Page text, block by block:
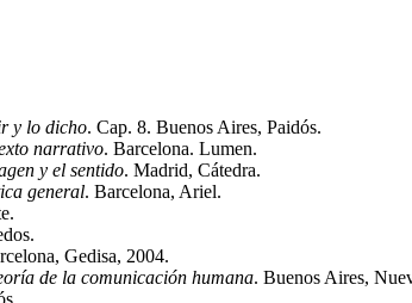
y lo dicho. Cap. 8. Buenos Aires, Paidós.
narrativo. Barcelona. Lumen.
y el sentido. Madrid, Cátedra.
general. Barcelona, Ariel.
Gedisa, 2004.
de la comunicación humana. Buenos Aires,